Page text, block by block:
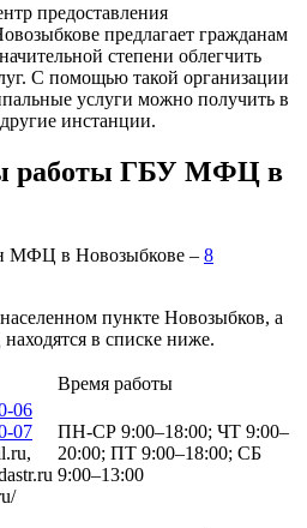
предоставления
предлагает гражданам
степени облегчить
С помощью такой организации
услуги можно получить в
инстанции.
работы ГБУ МФЦ в
МФЦ в Новозыбкове – 8
пункте Новозыбков, а
в списке ниже.
Время работы
06
07
ПН-СР 9:00–18:00; ЧТ 9:00–
20:00; ПТ 9:00–18:00; СБ
9:00–13:00